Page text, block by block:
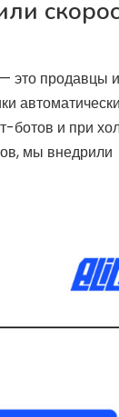
это продавцы и
автоматически
ботов и при
мы внедрили